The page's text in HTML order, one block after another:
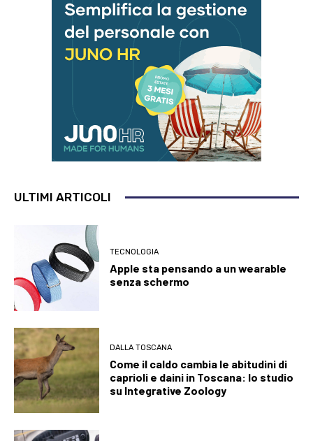
ULTIMI ARTICOLI
TECNOLOGIA
Apple sta pensando a un wearable
senza schermo
DALLA TOSCANA
Come il caldo cambia le abitudini di
caprioli e daini in Toscana: lo studio
su Integrative Zoology